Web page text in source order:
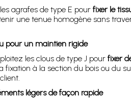
agrafes de type E pour fixer le
une tenue homogène sans
pour un maintien rigide
les clous de type J pour fixer
fixation à la section du bois ou
légers de façon rapide